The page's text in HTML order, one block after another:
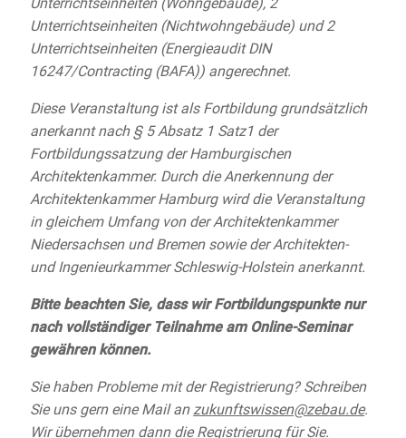
Unterrichtseinheiten (Nichtwohngebäude) und 2
Unterrichtseinheiten (Energieaudit DIN
16247/Contracting (BAFA)) angerechnet.
Diese Veranstaltung ist als Fortbildung grundsätzlich
anerkannt nach § 5 Absatz 1 Satz1 der
Fortbildungssatzung der Hamburgischen
Architektenkammer. Durch die Anerkennung der
Architektenkammer Hamburg wird die Veranstaltung
in gleichem Umfang von der Architektenkammer
Niedersachsen und Bremen sowie der Architekten-
und Ingenieurkammer Schleswig-Holstein anerkannt.
Bitte beachten Sie, dass wir Fortbildungspunkte nur
nach vollständiger Teilnahme am Online-Seminar
gewähren können.
Sie haben Probleme mit der Registrierung? Schreiben
Sie uns gern eine Mail anzukunftswissen@zebau.de.
Wir übernehmen dann die Registrierung für Sie.